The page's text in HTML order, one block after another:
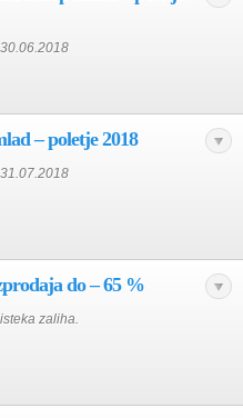
– poletje 2018
do – 65 %
zaliha.